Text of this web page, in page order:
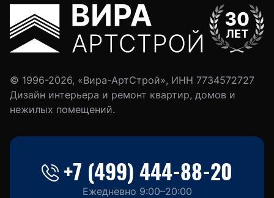
© 1996-2026, «Вира-АртСтрой», ИНН 7734572727
Дизайн интерьера и ремонт квартир, домов и
нежилых помещений.
+7 (499) 444-88-20
Ежедневно 9:00–20:00